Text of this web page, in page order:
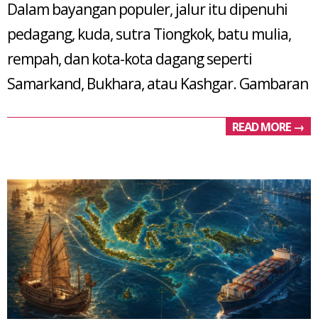
Dalam bayangan populer, jalur itu dipenuhi
pedagang, kuda, sutra Tiongkok, batu mulia,
rempah, dan kota-kota dagang seperti
Samarkand, Bukhara, atau Kashgar. Gambaran
READ MORE →